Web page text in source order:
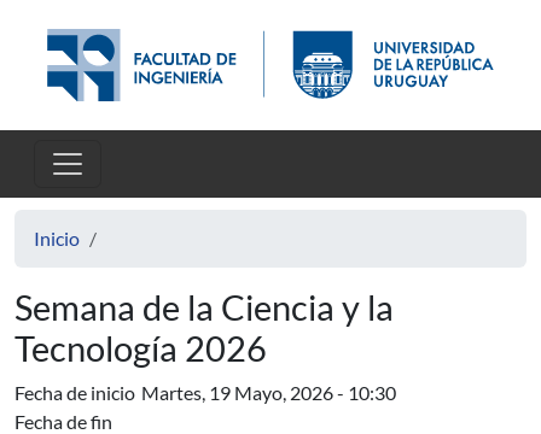
Inicio
Semana de la Ciencia y la
Tecnología 2026
Fecha de inicio Martes, 19 Mayo, 2026 - 10:30
Fecha de fin